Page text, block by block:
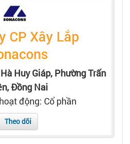
CP Xây Lắp
Huy Giáp, Phường Trấn
Đồng Nai
động: Cổ phần
Theo dõi